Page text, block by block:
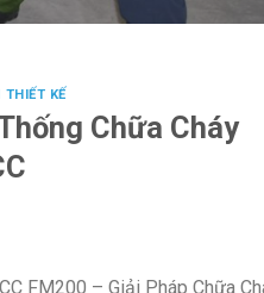
THIẾT KẾ
Chữa Cháy
FM200 – Giải Pháp Chữa